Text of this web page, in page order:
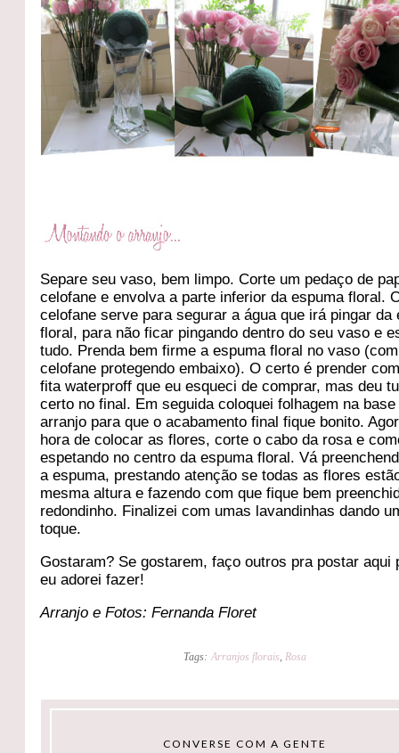
Separe seu vaso, bem limpo. Corte um pedaço de
celofane e envolva a parte inferior da espuma floral.
celofane serve para segurar a água que irá pingar da
floral, para não ficar pingando dentro do seu vaso e
tudo. Prenda bem firme a espuma floral no vaso
celofane protegendo embaixo). O certo é prender
fita waterproff que eu esqueci de comprar, mas deu
certo no final. Em seguida coloquei folhagem na base
arranjo para que o acabamento final fique bonito.
hora de colocar as flores, corte o cabo da rosa e
espetando no centro da espuma floral. Vá
a espuma, prestando atenção se todas as flores
mesma altura e fazendo com que fique bem
redondinho. Finalizei com umas lavandinhas dando
toque.
Gostaram? Se gostarem, faço outros pra postar aqui
eu adorei fazer!
Arranjo e Fotos: Fernanda Floret
Tags: Arranjos florais, Rosa
CONVERSE COM A GENTE